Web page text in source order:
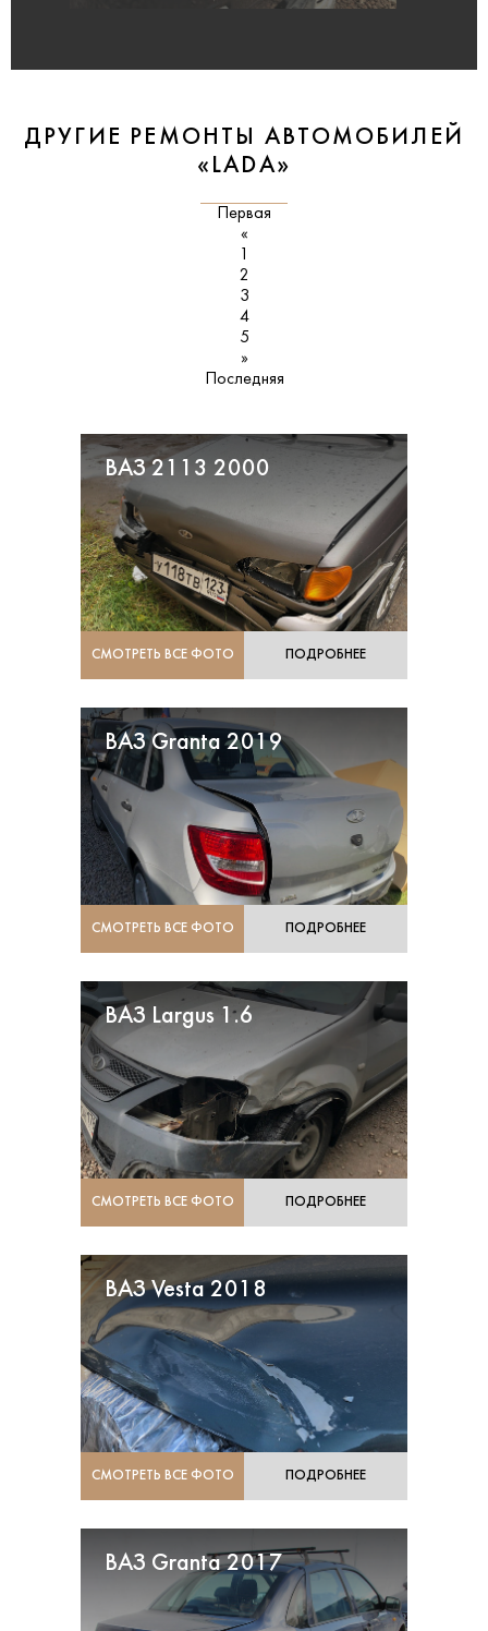
ДРУГИЕ РЕМОНТЫ АВТОМОБИЛЕЙ
«LADA»
Первая
«
2
3
4
5
»
Последняя
ВАЗ 2113 2000
СМОТРЕТЬ ВСЕ ФОТО ПОДРОБНЕЕ
ВАЗ Granta 2019
СМОТРЕТЬ ВСЕ ФОТО ПОДРОБНЕЕ
ВАЗ Largus 1.6
СМОТРЕТЬ ВСЕ ФОТО ПОДРОБНЕЕ
ВАЗ Vesta 2018
СМОТРЕТЬ ВСЕ ФОТО ПОДРОБНЕЕ
ВАЗ Granta 2017